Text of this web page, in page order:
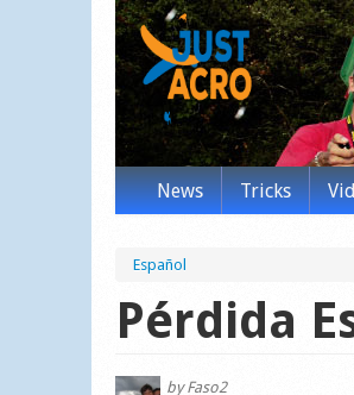
News Tricks
Español
Pérdida
byFaso2